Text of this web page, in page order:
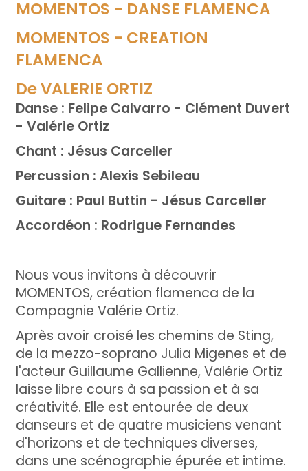
MOMENTOS - DANSE FLAMENCA
MOMENTOS - CREATION
FLAMENCA
De VALERIE ORTIZ
Danse : Felipe Calvarro - Clément Duvert
- Valérie Ortiz
Chant : Jésus Carceller
Percussion : Alexis Sebileau
Guitare : Paul Buttin - Jésus Carceller
Accordéon : Rodrigue Fernandes
Nous vous invitons à découvrir
MOMENTOS, création flamenca de la
Compagnie Valérie Ortiz.
Après avoir croisé les chemins de Sting,
de la mezzo-soprano Julia Migenes et de
l'acteur Guillaume Gallienne, Valérie Ortiz
laisse libre cours à sa passion et à sa
créativité. Elle est entourée de deux
danseurs et de quatre musiciens venant
d'horizons et de techniques diverses,
dans une scénographie épurée et intime.